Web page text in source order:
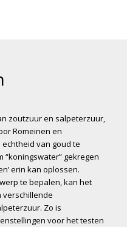
zoutzuur en salpeterzuur,
Romeinen en
van goud te
gekregen
erin kan oplossen.
te bepalen, kan het
verschillende
Zo is
voor het testen